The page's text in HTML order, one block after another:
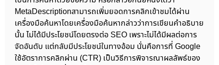
MetaDescriptionสามารถเพิ่มยอดการคลิกเข้าชมได้ผ่าน
เครื่องมือค้นหาโดยเครื่องมือค้นหากล่าวว่าการเขียนคำอธิบาย
นั้น ไม่ได้มีประโยชน์โดยตรงต่อ SEO เพราะไม่ได้มีผลต่อการ
จัดอันดับ แต่กลับมีประโยชน์ในทางอ้อม นั่นคือการที่ Google
ใช้อัตราการคลิกผ่าน (CTR) เป็นวิธีการพิจารณาผลลัพธ์ของ